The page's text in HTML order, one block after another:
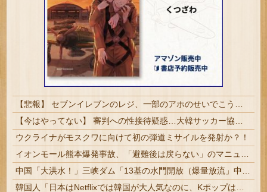
ウクライナがモスクワに向けて初の弾道ミサイルを発射か？！